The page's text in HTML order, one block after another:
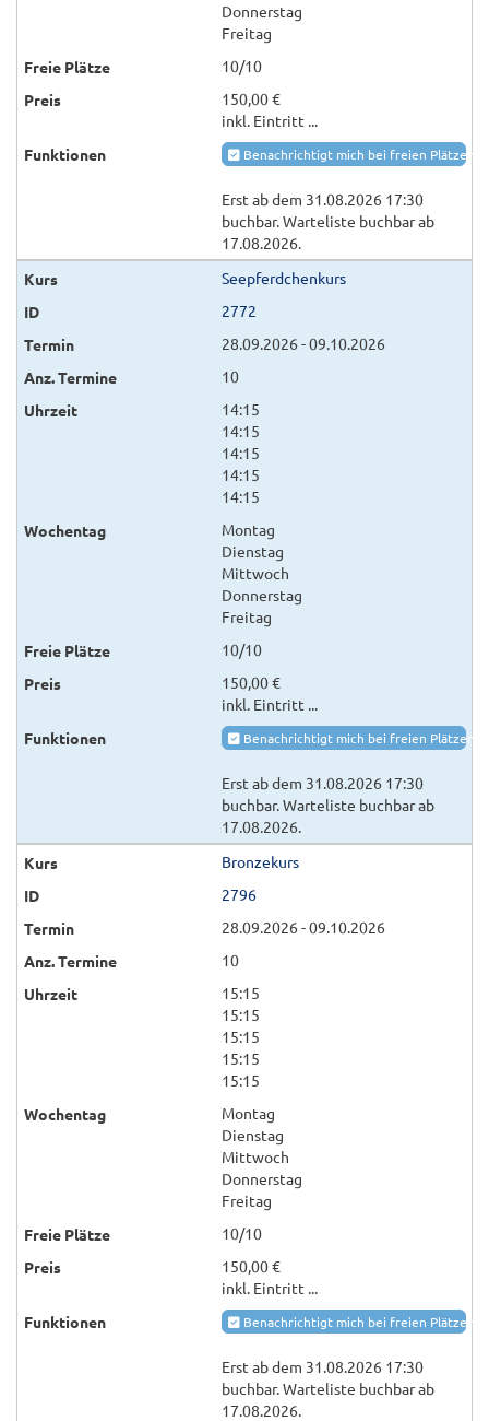
Donnerstag
Freitag
10/10
150,00 €
inkl. Eintritt ...
Benachrichtigt mich bei freien Plätzen
Erst ab dem 31.08.2026 17:30
buchbar. Warteliste buchbar ab
17.08.2026.
Seepferdchenkurs
2772
28.09.2026 - 09.10.2026
10
14:15
14:15
14:15
14:15
14:15
Montag
Dienstag
Mittwoch
Donnerstag
Freitag
10/10
150,00 €
inkl. Eintritt ...
Benachrichtigt mich bei freien Plätzen
Erst ab dem 31.08.2026 17:30
buchbar. Warteliste buchbar ab
17.08.2026.
Bronzekurs
2796
28.09.2026 - 09.10.2026
10
15:15
15:15
15:15
15:15
15:15
Montag
Dienstag
Mittwoch
Donnerstag
Freitag
10/10
150,00 €
inkl. Eintritt ...
Benachrichtigt mich bei freien Plätzen
Erst ab dem 31.08.2026 17:30
buchbar. Warteliste buchbar ab
17.08.2026.